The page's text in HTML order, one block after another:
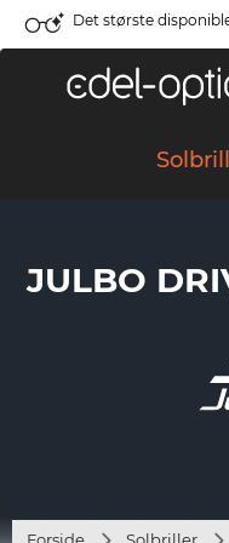
Det største
JULBO